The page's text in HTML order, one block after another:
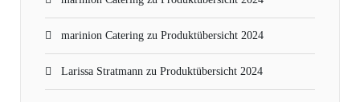
marinion Catering zu Produktübersicht 2024
Larissa Stratmann zu Produktübersicht 2024